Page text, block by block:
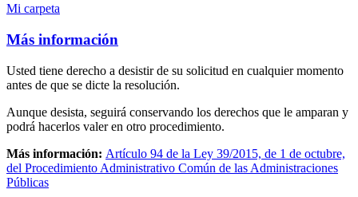
Mi carpeta
Más información
Usted tiene derecho a desistir de su solicitud en cualquier momento
antes de que se dicte la resolución.
Aunque desista, seguirá conservando los derechos que le amparan y
podrá hacerlos valer en otro procedimiento.
Más información: Artículo 94 de la Ley 39/2015, de 1 de octubre,
del Procedimiento Administrativo Común de las Administraciones
Públicas